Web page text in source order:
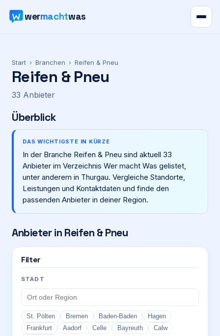
wermachtwas
Karte
Ratgeber
Werbung
Preise
Für Firmen
Start › Branchen › Reifen & Pneu
Reifen & Pneu
33 Anbieter
Überblick
DAS WICHTIGSTE IN KÜRZE
In der Branche Reifen & Pneu sind aktuell 33
Anbieter im Verzeichnis Wer macht Was gelistet,
unter anderem in Thurgau. Vergleiche Standorte,
Leistungen und Kontaktdaten und finde den
passenden Anbieter in deiner Region.
Anbieter in Reifen & Pneu
Filter
STADT
St. Pölten Bremen Baden-Baden
Hagen
Frankfurt
Aadorf Celle Bayreuth
Calw